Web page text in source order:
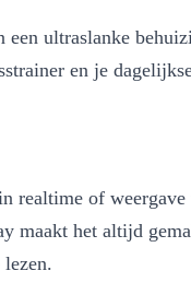
ultraslanke
en je
realtime of weergave
maakt het altijd